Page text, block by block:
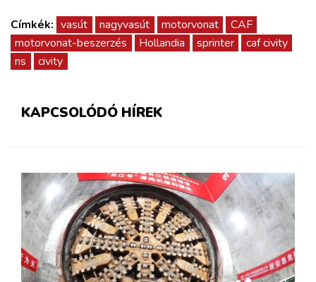
Címkék: vasút nagyvasút motorvonat
CAF
motorvonat-beszerzés
Hollandia sprinter
caf civity
ns
civity
KAPCSOLÓDÓ HÍREK